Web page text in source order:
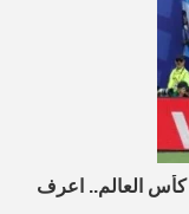
كأس العالم.. اعرف